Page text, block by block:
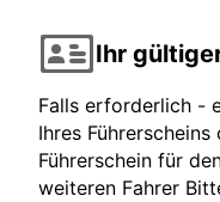
Ihr
Falls erforderlich -
Ihres
Führerschein für
weiteren Fahrer